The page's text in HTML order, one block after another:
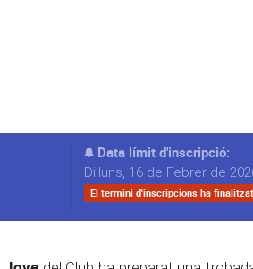
Data límit d'inscripció:
Dilluns, 16 de Febrer de
El termini d'inscripcions ha finalitzat